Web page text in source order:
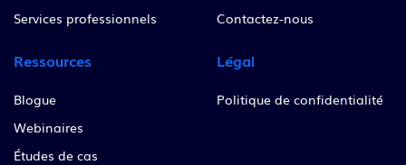
Services professionnels
Contactez-nous
Ressources
Blogue
Webinaires
Études de cas
Légal
Politique de confidentialité